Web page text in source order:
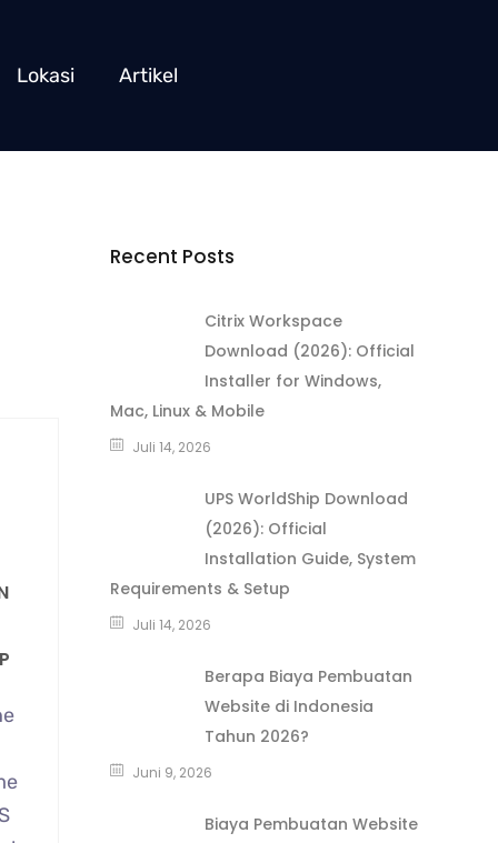
Lokasi Artikel
Recent Posts
Citrix Workspace
Download (2026): Official
Installer for Windows,
Mac, Linux & Mobile
Juli 14, 2026
UPS WorldShip Download
(2026): Official
Installation Guide, System
Requirements & Setup
Juli 14, 2026
Berapa Biaya Pembuatan
Website di Indonesia
Tahun 2026?
Juni 9, 2026
Biaya Pembuatan Website